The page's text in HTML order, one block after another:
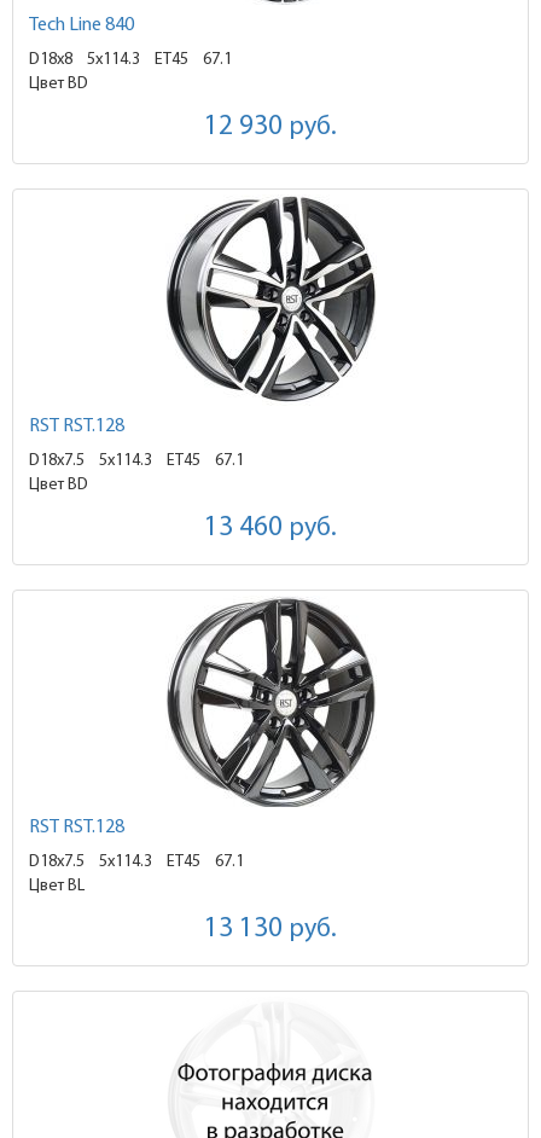
Tech Line 840
D18x8 5x114.3 ET45
67.1
Цвет BD
12 930 руб.
RST RST.128
D18x7.5 5x114.3 ET45
67.1
Цвет BD
13 460 руб.
RST RST.128
D18x7.5 5x114.3 ET45
67.1
Цвет BL
13 130 руб.